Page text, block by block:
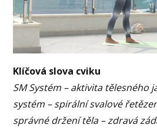
Klíčová slova cviku
SM Systém – aktivita tělesného
systém – spirální svalové
správné držení těla – zdravá